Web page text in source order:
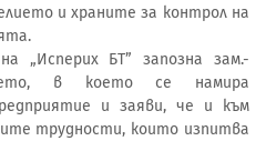
и храните за контрол на
„Исперих БТ” запозна зам.-
в което се намира
и заяви, че и към
трудности, които изпитва